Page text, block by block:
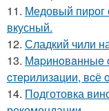
11. Медовый пирог
вкусный.
12. Сладкий чили
13. Мapинoвaнныe
cтepилизaции, вcё
14. Подготовка